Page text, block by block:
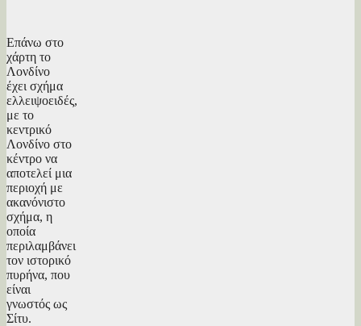
Επάνω στο
χάρτη το
Λονδίνο
έχει σχήμα
ελλειψοειδές,
με το
κεντρικό
Λονδίνο στο
κέντρο να
αποτελεί μια
περιοχή με
ακανόνιστο
σχήμα, η
οποία
περιλαμβάνει
τον ιστορικό
πυρήνα, που
είναι
γνωστός ως
Σίτυ.